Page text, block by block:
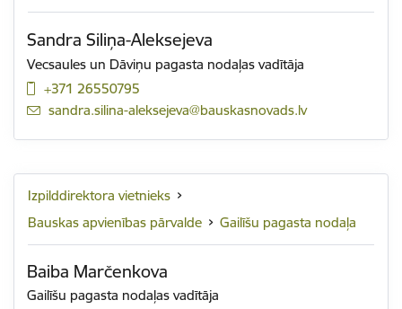
Sandra Siliņa-Aleksejeva
Vecsaules un Dāviņu pagasta nodaļas vadītāja
+371 26550795
E-pasts:
sandra.silina-aleksejeva@bauskasnovads.lv
Izpilddirektora vietnieks
Bauskas apvienības pārvalde
Gailīšu pagasta nodaļa
Baiba Marčenkova
Gailīšu pagasta nodaļas vadītāja